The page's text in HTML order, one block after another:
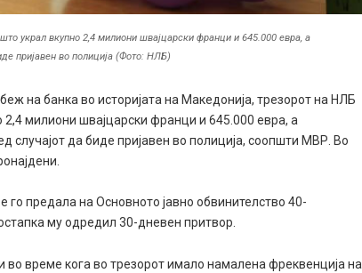
украл вкупно 2,4 милиони швајцарски франци и 645.000 евра, а
пријавен во полиција (Фото: НЛБ)
на банка во историјата на Македонија, трезорот на НЛБ
милиони швајцарски франци и 645.000 евра, а
случајот да биде пријавен во полиција, соопшти МВР. Во
го предала на Основното јавно обвинителство 40-
му одредил 30-дневен притвор.
во време кога во трезорот имало намалена фреквенција на